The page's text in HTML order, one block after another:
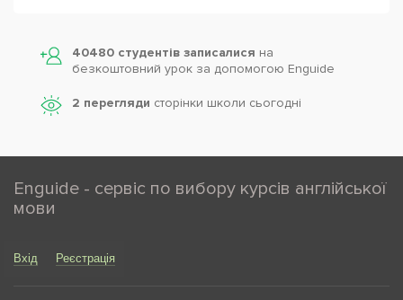
40480 студентів записалися на
безкоштовний урок за допомогою Enguide
2 перегляди сторінки школи cьогодні
Enguide - сервіс по вибору курсів англійської
мови
Вхід Реєстрація